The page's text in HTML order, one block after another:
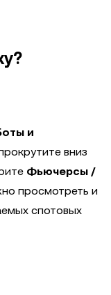
и
вниз
Фьючерсы /
просмотреть и
спотовых